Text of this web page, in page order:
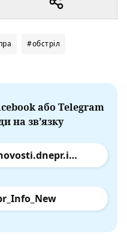
#обстріл
або Telegram
на зв’язку
facebook.com/novosti.dnepr.info